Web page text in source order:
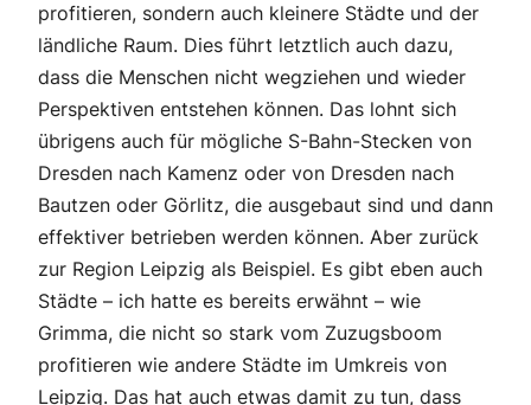
profitieren, sondern auch kleinere Städte und der
ländliche Raum. Dies führt letztlich auch dazu,
dass die Menschen nicht wegziehen und wieder
Perspektiven entstehen können. Das lohnt sich
übrigens auch für mögliche S-Bahn-Stecken von
Dresden nach Kamenz oder von Dresden nach
Bautzen oder Görlitz, die ausgebaut sind und dann
effektiver betrieben werden können. Aber zurück
zur Region Leipzig als Beispiel. Es gibt eben auch
Städte – ich hatte es bereits erwähnt – wie
Grimma, die nicht so stark vom Zuzugsboom
profitieren wie andere Städte im Umkreis von
Leipzig. Das hat auch etwas damit zu tun, dass